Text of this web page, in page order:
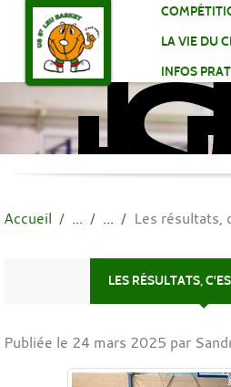
LA VIE DU
INFOS
Accueil Les résultats,
LES RÉSULTATS,
Publiée le 24 mars 2025 par
Panneau de gestion des cookies